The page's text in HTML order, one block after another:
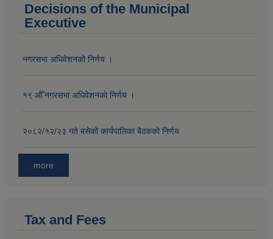
Decisions of the Municipal
Executive
नगरसभा अधिवेशनको निर्णय ।
१९ औँ नगरसभा अधिवेशनको निर्णय ।
२०८२/१२/२३ गते बसेको कार्यपालिका बैठकको निर्णय
more
Tax and Fees